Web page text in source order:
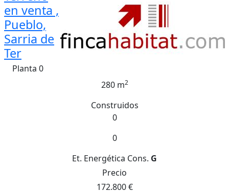
en venta ,
Pueblo,
Sarria de
Ter
Planta 0
280 m2
Construidos
0
0
Et. Energética Cons. G
Precio
172.800 €